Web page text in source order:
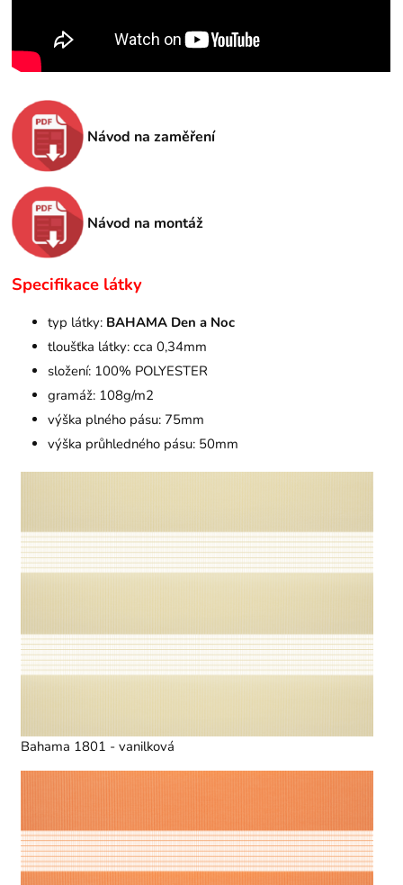
Návod na zaměření
Návod na montáž
Specifikace látky
typ látky: BAHAMA Den a Noc
tloušťka látky: cca 0,34mm
složení: 100% POLYESTER
gramáž: 108g/m2
výška plného pásu: 75mm
výška průhledného pásu: 50mm
Bahama 1801 - vanilková